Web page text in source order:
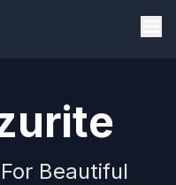
Beautiful